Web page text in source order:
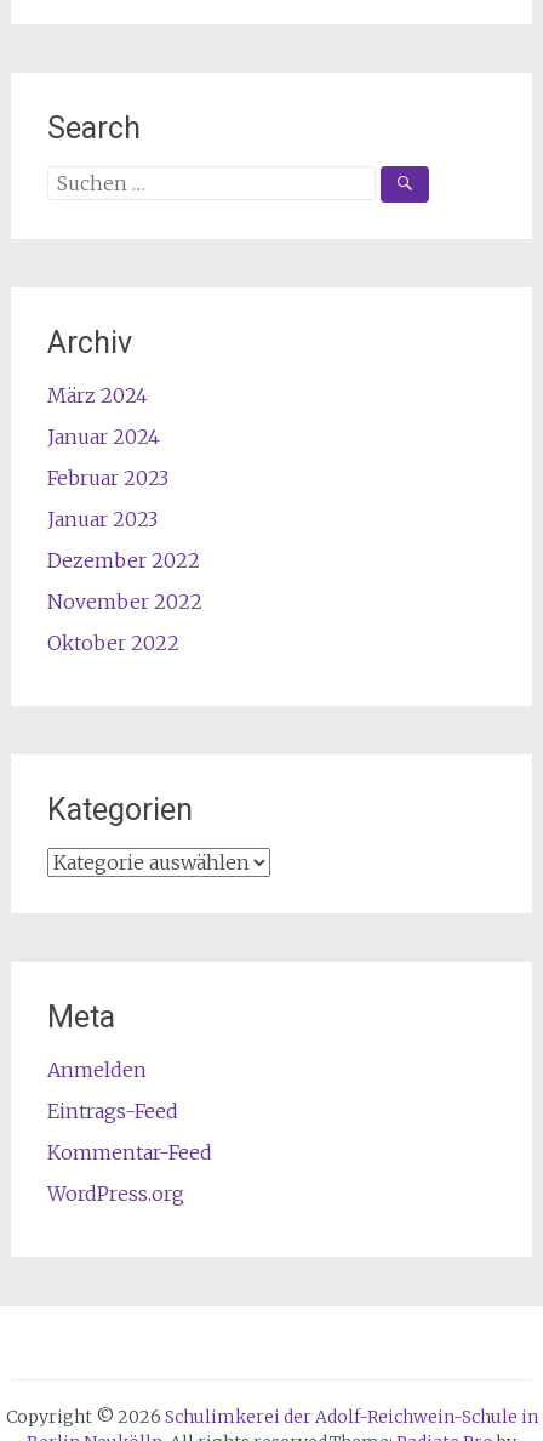
Search
Suchen
Archiv
März 2024
Januar 2024
Februar 2023
Januar 2023
Dezember 2022
November 2022
Oktober 2022
Kategorien
Kategorien
Meta
Anmelden
Eintrags-Feed
Kommentar-Feed
WordPress.org
Copyright © 2026 Schulimkerei der Adolf-Reichwein-Schule in